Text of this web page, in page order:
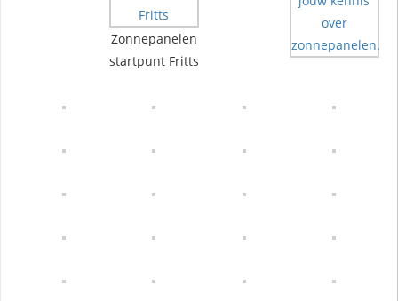
Zonnepanelen
startpunt Fritts